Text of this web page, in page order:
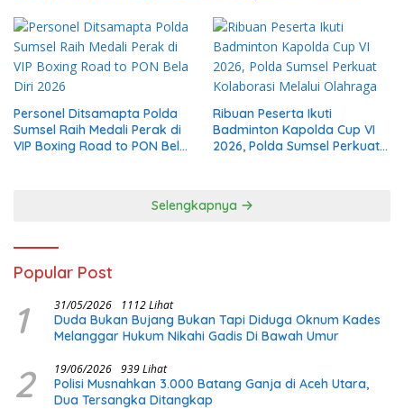
Personel Ditsamapta Polda
Sumsel Raih Medali Perak di
VIP Boxing Road to PON Bela
Ribuan Peserta Ikuti
Badminton Kapolda Cup VI
2026, Polda Sumsel Perkuat
Selengkapnya
Popular Post
1 31/05/2026 1112 Lihat
Duda Bukan Bujang Bukan Tapi Diduga Oknum Kades
Melanggar Hukum Nikahi Gadis Di Bawah Umur
2 19/06/2026 939 Lihat
Polisi Musnahkan 3.000 Batang Ganja di Aceh Utara,
Dua Tersangka Ditangkap